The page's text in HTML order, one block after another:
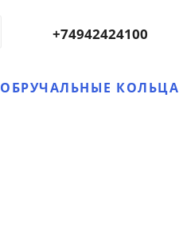
+74942424100
ОБРУЧАЛЬНЫЕ КОЛЬЦА